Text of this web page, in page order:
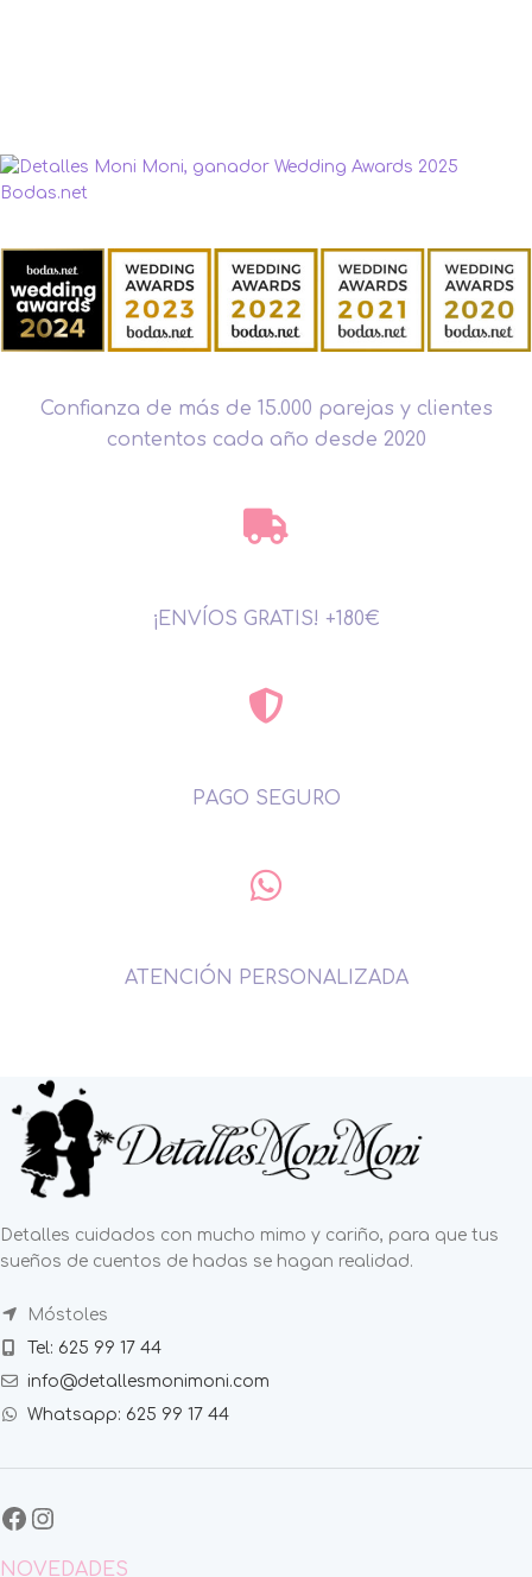
Confianza de más de 15.000 parejas y clientes
contentos cada año desde 2020
¡ENVÍOS GRATIS! +180€
PAGO SEGURO
ATENCIÓN PERSONALIZADA
Detalles cuidados con mucho mimo y cariño, para que tus
sueños de cuentos de hadas se hagan realidad.
Móstoles
Tel: 625 99 17 44
info@detallesmonimoni.com
Whatsapp: 625 99 17 44
NOVEDADES